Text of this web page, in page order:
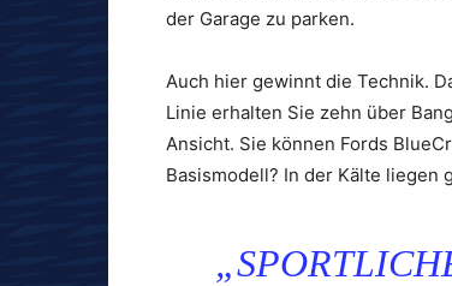
der Garage zu parken.
Auch hier gewinnt die Technik.
Linie erhalten Sie zehn über
Ansicht. Sie können Fords
Basismodell? In der Kälte liegen